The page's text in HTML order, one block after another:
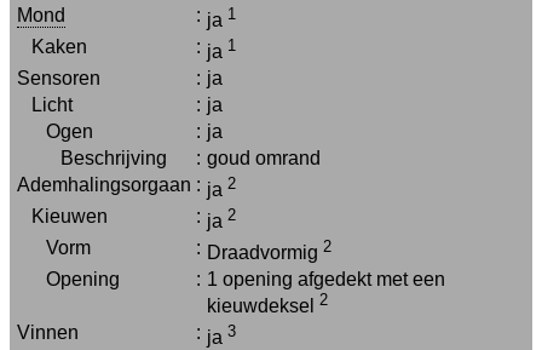
Mond
: ja 1
Kaken : ja 1
Sensoren : ja
Licht
: ja
Ogen
: ja
Beschrijving
: goud omrand
Ademhalingsorgaan : ja 2
Kieuwen : ja 2
Vorm : Draadvormig 2
Opening : 1 opening afgedekt met een
kieuwdeksel 2
Vinnen : ja 3